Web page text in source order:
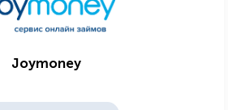
Joymoney